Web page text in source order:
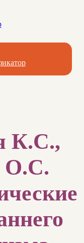
К.С.,
О.С.